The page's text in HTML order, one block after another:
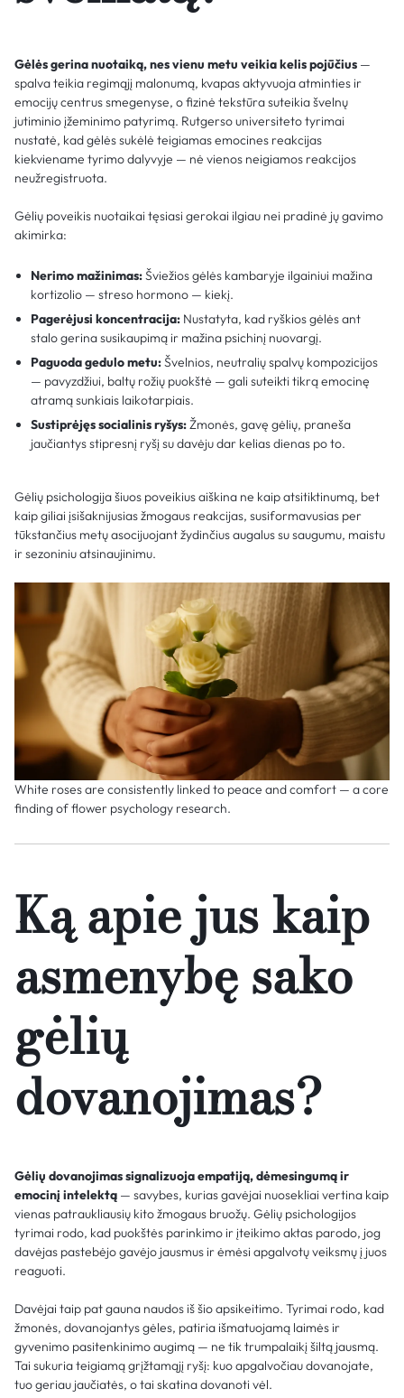
Gėlės gerina nuotaiką, nes vienu metu veikia kelis pojūčius —
spalva teikia regimąjį malonumą, kvapas aktyvuoja atminties ir
emocijų centrus smegenyse, o fizinė tekstūra suteikia švelnų
jutiminio įžeminimo patyrimą. Rutgerso universiteto tyrimai
nustatė, kad gėlės sukėlė teigiamas emocines reakcijas
kiekviename tyrimo dalyvyje — nė vienos neigiamos reakcijos
neužregistruota.
Gėlių poveikis nuotaikai tęsiasi gerokai ilgiau nei pradinė jų gavimo
akimirka:
Nerimo mažinimas:Šviežios gėlės kambaryje ilgainiui mažina
kortizolio — streso hormono — kiekį.
Pagerėjusi koncentracija: Nustatyta, kad ryškios gėlės ant
stalo gerina susikaupimą ir mažina psichinį nuovargį.
Paguoda gedulo metu:Švelnios, neutralių spalvų kompozicijos
— pavyzdžiui, baltų rožių puokštė — gali suteikti tikrą emocinę
atramą sunkiais laikotarpiais.
Sustiprėjęs socialinis ryšys:Žmonės, gavę gėlių, praneša
jaučiantys stipresnį ryšį su davėju dar kelias dienas po to.
Gėlių psichologija šiuos poveikius aiškina ne kaip atsitiktinumą, bet
kaip giliai įsišaknijusias žmogaus reakcijas, susiformavusias per
tūkstančius metų asocijuojant žydinčius augalus su saugumu, maistu
ir sezoniniu atsinaujinimu.
White roses are consistently linked to peace and comfort — a core
finding of flower psychology research.
Ką apie jus kaip
asmenybę sako
gėlių
dovanojimas?
Gėlių dovanojimas signalizuoja empatiją, dėmesingumą ir
emocinį intelektą — savybes, kurias gavėjai nuosekliai vertina kaip
vienas patraukliausių kito žmogaus bruožų. Gėlių psichologijos
tyrimai rodo, kad puokštės parinkimo ir įteikimo aktas parodo, jog
davėjas pastebėjo gavėjo jausmus ir ėmėsi apgalvotų veiksmų į juos
reaguoti.
Davėjai taip pat gauna naudos iš šio apsikeitimo. Tyrimai rodo, kad
žmonės, dovanojantys gėles, patiria išmatuojamą laimės ir
gyvenimo pasitenkinimo augimą — ne tik trumpalaikį šiltą jausmą.
Tai sukuria teigiamą grįžtamąjį ryšį: kuo apgalvočiau dovanojate,
tuo geriau jaučiatės, o tai skatina dovanoti vėl.